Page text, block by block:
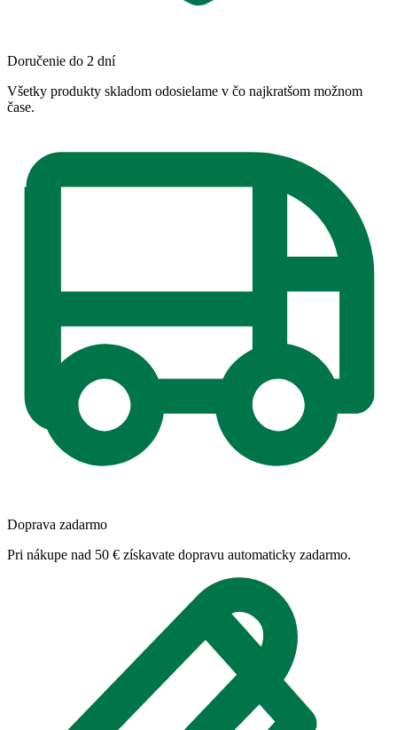
Doručenie do 2 dní
Všetky produkty skladom odosielame v čo najkratšom možnom
čase.
Doprava zadarmo
Pri nákupe nad 50 € získavate dopravu automaticky zadarmo.